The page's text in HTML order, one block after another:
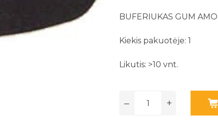
BUFERIUKAS GUM
Kiekis pakuotėje: 1
Likutis: >10 vnt.
– +